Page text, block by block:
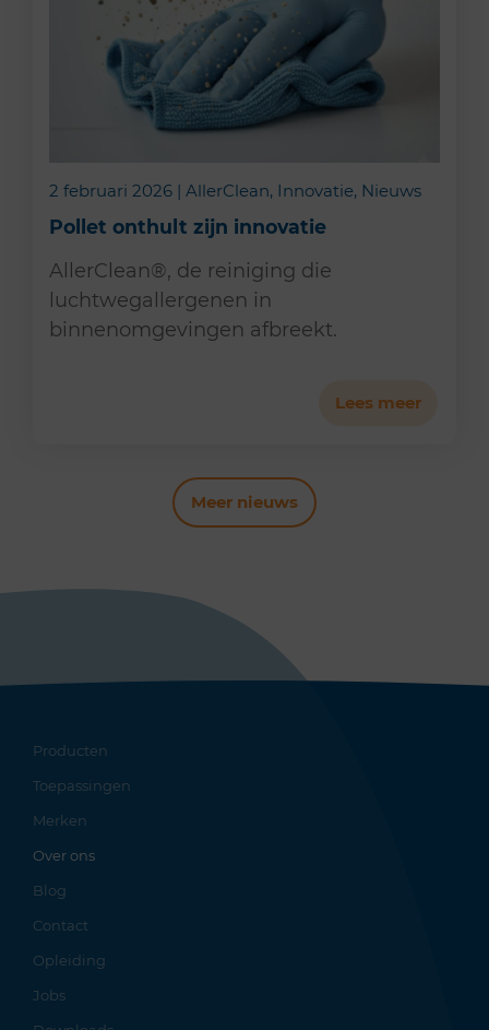
2 februari 2026 | AllerClean, Innovatie, Nieuws
Pollet onthult zijn innovatie
AllerClean®, de reiniging die
luchtwegallergenen in
binnenomgevingen afbreekt.
Lees meer
Meer nieuws
Producten
Toepassingen
Merken
Over ons
Blog
Contact
Opleiding
Jobs